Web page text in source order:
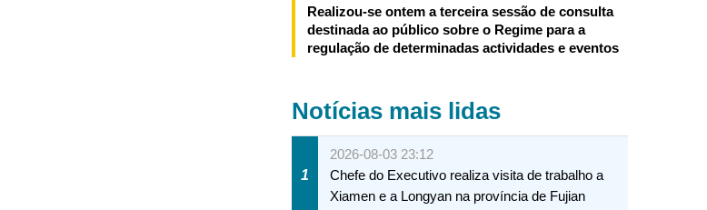
Realizou-se ontem a terceira sessão de consulta
destinada ao público sobre o Regime para a
regulação de determinadas actividades e eventos
Notícias mais lidas
1
2026-08-03 23:12
Chefe do Executivo realiza visita de trabalho a
Xiamen e a Longyan na província de Fujian